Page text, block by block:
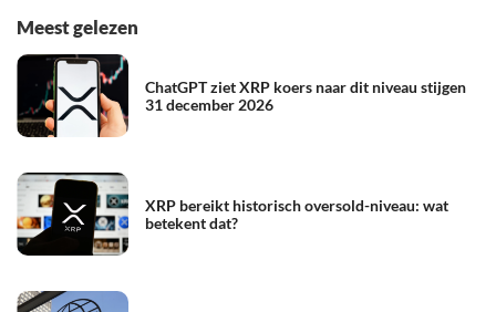
Meest gelezen
ChatGPT ziet XRP koers naar dit niveau stijgen
31 december 2026
XRP bereikt historisch oversold-niveau: wat
betekent dat?